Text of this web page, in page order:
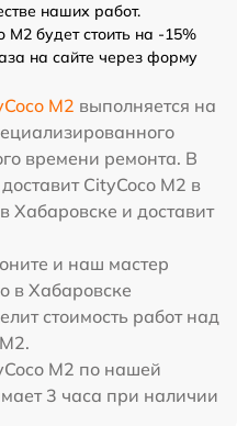
наших работ.
M2 будет стоить на -15%
на сайте через форму
M2 выполняется на
времени ремонта. В
CityCoco M2 в
Хабаровске и доставит
и наш мастер
в Хабаровске
стоимость работ над
M2 по нашей
3 часа при наличии